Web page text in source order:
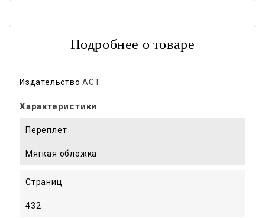
Подробнее о товаре
Издательство АСТ
Характеристики
Переплет
Мягкая обложка
Страниц
432